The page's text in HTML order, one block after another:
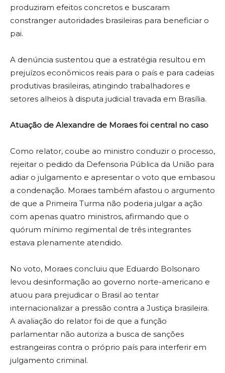
produziram efeitos concretos e buscaram
constranger autoridades brasileiras para beneficiar o
pai.
A denúncia sustentou que a estratégia resultou em
prejuízos econômicos reais para o país e para cadeias
produtivas brasileiras, atingindo trabalhadores e
setores alheios à disputa judicial travada em Brasília.
Atuação de Alexandre de Moraes foi central no caso
Como relator, coube ao ministro conduzir o processo,
rejeitar o pedido da Defensoria Pública da União para
adiar o julgamento e apresentar o voto que embasou
a condenação. Moraes também afastou o argumento
de que a Primeira Turma não poderia julgar a ação
com apenas quatro ministros, afirmando que o
quórum mínimo regimental de três integrantes
estava plenamente atendido.
No voto, Moraes concluiu que Eduardo Bolsonaro
levou desinformação ao governo norte-americano e
atuou para prejudicar o Brasil ao tentar
internacionalizar a pressão contra a Justiça brasileira.
A avaliação do relator foi de que a função
parlamentar não autoriza a busca de sanções
estrangeiras contra o próprio país para interferir em
julgamento criminal.